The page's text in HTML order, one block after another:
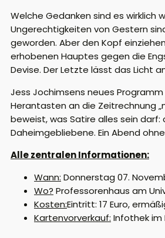
Welche Gedanken sind es wirklich
Ungerechtigkeiten von Gestern
geworden. Aber den Kopf
erhobenen Hauptes gegen die
Devise. Der Letzte lässt das Licht
Jess Jochimsens neues
Herantasten an die Zeitrechnung
beweist, was Satire alles sein darf:
Daheimgebliebene. Ein Abend
Alle zentralen Informationen:
Wann: Donnerstag 07.
Wo? Professorenhaus am
Kosten:Eintritt: 17 Euro,
Kartenvorverkauf: Infothek im